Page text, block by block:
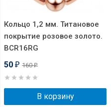
Кольцо 1,2 мм. Титановое
покрытие розовое золото.
BCR16RG
50 ₽ 160₽
В корзину